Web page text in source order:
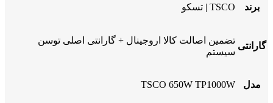
برند TSCO | تسکو
گارانتی
تضمین اصالت کالا اروجینال + گارانتی اصلی توسن
سیستم
مدل TSCO 650W TP1000W